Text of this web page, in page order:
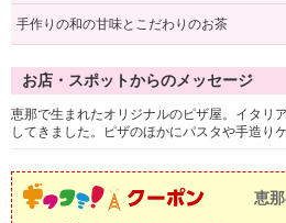
手作りの和の甘味とこだわりのお茶
お店・スポットからのメッセージ
恵那で生まれたオリジナルのピザ屋。イタリ
してきました。ピザのほかにパスタや手造
恵